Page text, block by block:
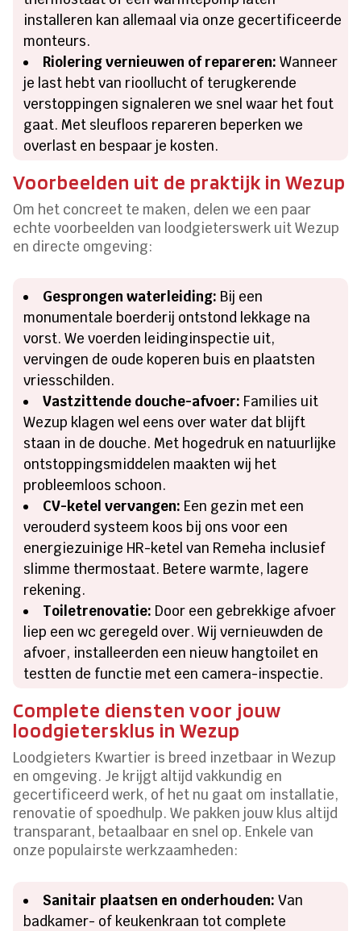
installeren kan allemaal via onze gecertificeerde
monteurs.
Riolering vernieuwen of repareren: Wanneer
je last hebt van rioollucht of terugkerende
verstoppingen signaleren we snel waar het fout
gaat. Met sleufloos repareren beperken we
overlast en bespaar je kosten.
Voorbeelden uit de praktijk in Wezup
Om het concreet te maken, delen we een paar
echte voorbeelden van loodgieterswerk uit Wezup
en directe omgeving:
Gesprongen waterleiding: Bij een
monumentale boerderij ontstond lekkage na
vorst. We voerden leidinginspectie uit,
vervingen de oude koperen buis en plaatsten
vriesschilden.
Vastzittende douche-afvoer: Families uit
Wezup klagen wel eens over water dat blijft
staan in de douche. Met hogedruk en natuurlijke
ontstoppingsmiddelen maakten wij het
probleemloos schoon.
CV-ketel vervangen: Een gezin met een
verouderd systeem koos bij ons voor een
energiezuinige HR-ketel van Remeha inclusief
slimme thermostaat. Betere warmte, lagere
rekening.
Toiletrenovatie: Door een gebrekkige afvoer
liep een wc geregeld over. Wij vernieuwden de
afvoer, installeerden een nieuw hangtoilet en
testten de functie met een camera-inspectie.
Complete diensten voor jouw
loodgietersklus in Wezup
Loodgieters Kwartier is breed inzetbaar in Wezup
en omgeving. Je krijgt altijd vakkundig en
gecertificeerd werk, of het nu gaat om installatie,
renovatie of spoedhulp. We pakken jouw klus altijd
transparant, betaalbaar en snel op. Enkele van
onze populairste werkzaamheden:
Sanitair plaatsen en onderhouden: Van
badkamer- of keukenkraan tot complete